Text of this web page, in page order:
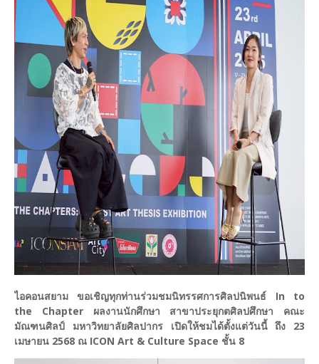
ไอคอนสยาม ขอเชิญทุกท่านร่วมชมนิทรรศการศิลปนิพนธ์ In to
the Chapter ผลงานนักศึกษา สาขาประยุกตศิลปศึกษา คณะ
มัณฑนศิลป์ มหาวิทยาลัยศิลปากร เปิดให้ชมได้ตั้งแต่วันนี้ ถึง 23
เมษายน 2568 ณ ICON Art & Culture Space ชั้น 8